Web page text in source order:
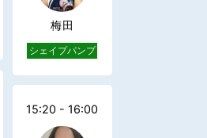
梅田
シェイプパンプ
15:20 - 16:00